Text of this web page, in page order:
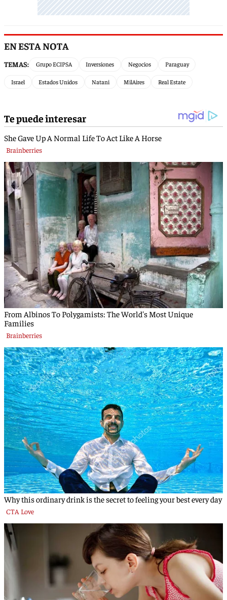
EN ESTA NOTA
TEMAS: Grupo ECIPSA Inversiones Negocios Paraguay
Israel Estados Unidos Natani MilAires Real Estate